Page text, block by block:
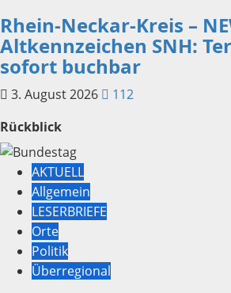
Rhein-Neckar-Kreis –
Altkennzeichen SNH:
sofort buchbar
3. August 2026
112
Rückblick
AKTUELL
Allgemein
LESERBRIEFE
Orte
Politik
Überregional